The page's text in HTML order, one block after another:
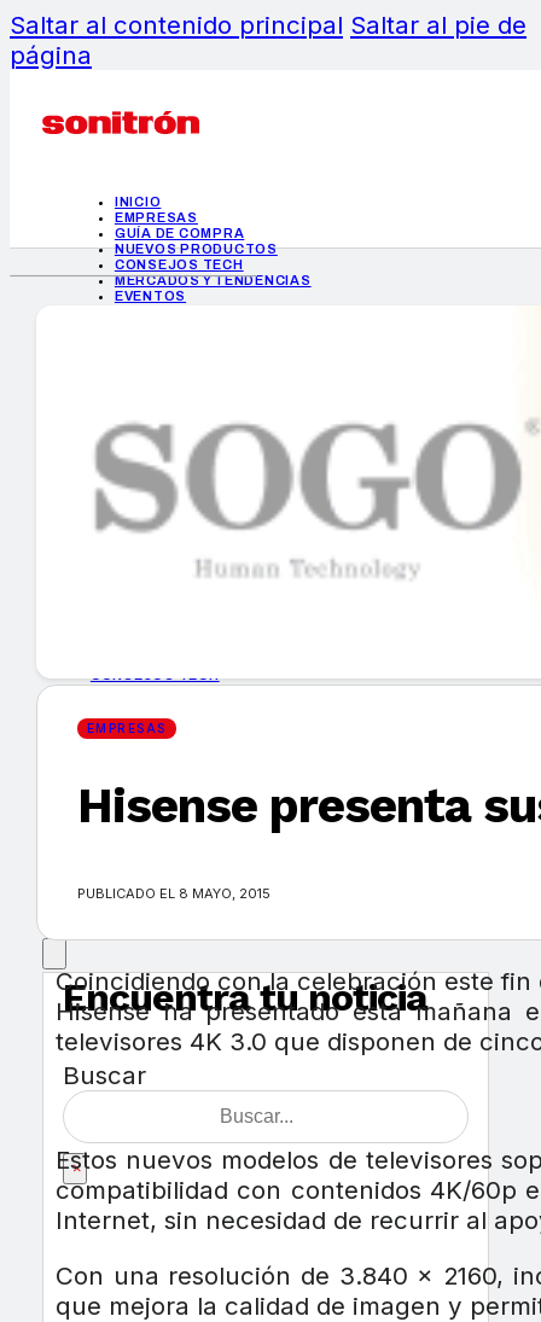
Saltar al contenido principal Saltar al pie de
página
INICIO
EMPRESAS
GUÍA DE COMPRA
NUEVOS PRODUCTOS
CONSEJOS TECH
MERCADOS Y TENDENCIAS
EVENTOS
INICIO
EMPRESAS
GUÍA DE COMPRA
MERCADOS Y TENDENCIAS
EVENTOS
Encuentra tu noticia
Buscar
×
EMPRESAS
Hisense presenta
PUBLICADO EL 8 MAYO, 2015
Coincidiendo con la celebración este fin
Hisense ha presentado esta mañana
televisores 4K 3.0 que disponen de
Estos nuevos modelos de televisores
compatibilidad con contenidos 4K/60p
Internet, sin necesidad de recurrir al
Con una resolución de 3.840 x 2160,
que mejora la calidad de imagen y